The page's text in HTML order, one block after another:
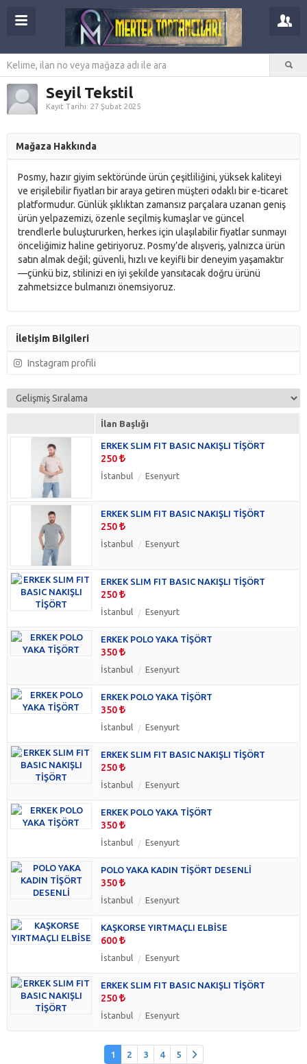
Seyil Tekstil
Kayıt Tarihi: 27 Şubat 2025
Mağaza Hakkında
Posmy, hazır giyim sektöründe ürün çeşitliliğini, yüksek kaliteyi
ve erişilebilir fiyatları bir araya getiren müşteri odaklı bir e-ticaret
platformudur. Günlük şıklıktan zamansız parçalara uzanan geniş
ürün yelpazemizi, özenle seçilmiş kumaşlar ve güncel
trendlerle buluştururken, herkes için ulaşılabilir fiyatlar sunmayı
önceliğimiz haline getiriyoruz. Posmy’de alışveriş, yalnızca ürün
satın almak değil; güvenli, hızlı ve keyifli bir deneyim yaşamaktır
—çünkü biz, stilinizi en iyi şekilde yansıtacak doğru ürünü
zahmetsizce bulmanızı önemsiyoruz.
İletişim Bilgileri
Instagram profili
İlan Başlığı
ERKEK SLIM FIT BASIC NAKIŞLI TİŞÖRT
250
İstanbul Esenyurt
ERKEK SLIM FIT BASIC NAKIŞLI TİŞÖRT
250
İstanbul Esenyurt
ERKEK SLIM FIT BASIC NAKIŞLI TİŞÖRT
250
İstanbul Esenyurt
ERKEK POLO YAKA TİŞÖRT
350
İstanbul Esenyurt
ERKEK POLO YAKA TİŞÖRT
350
İstanbul Esenyurt
ERKEK SLIM FIT BASIC NAKIŞLI TİŞÖRT
250
İstanbul Esenyurt
ERKEK POLO YAKA TİŞÖRT
350
İstanbul Esenyurt
POLO YAKA KADIN TİŞÖRT DESENLİ
350
İstanbul Esenyurt
KAŞKORSE YIRTMAÇLI ELBİSE
600
İstanbul Esenyurt
ERKEK SLIM FIT BASIC NAKIŞLI TİŞÖRT
250
İstanbul Esenyurt
1 2 3 4 5